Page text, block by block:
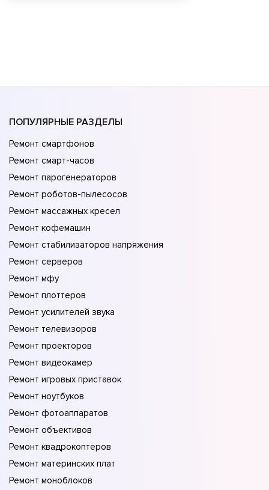
ПОПУЛЯРНЫЕ РАЗДЕЛЫ
Ремонт смартфонов
Ремонт смарт-часов
Ремонт парогенераторов
Ремонт роботов-пылесосов
Ремонт массажных кресел
Ремонт кофемашин
Ремонт стабилизаторов напряжения
Ремонт серверов
Ремонт мфу
Ремонт плоттеров
Ремонт усилителей звука
Ремонт телевизоров
Ремонт проекторов
Ремонт видеокамер
Ремонт игровых приставок
Ремонт ноутбуков
Ремонт фотоаппаратов
Ремонт объективов
Ремонт квадрокоптеров
Ремонт материнских плат
Ремонт моноблоков